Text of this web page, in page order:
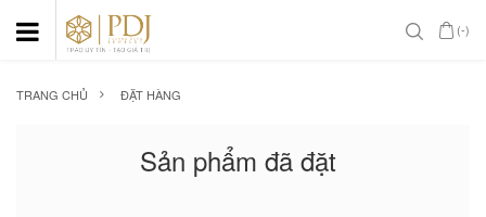
(-)
TRANG CHỦ ĐẶT HÀNG
Sản phẩm đã đặt